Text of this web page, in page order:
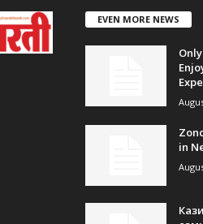
EVEN MORE NEWS
in